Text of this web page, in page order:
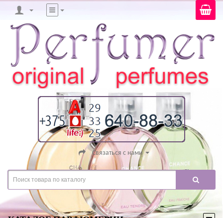
Связаться с нами